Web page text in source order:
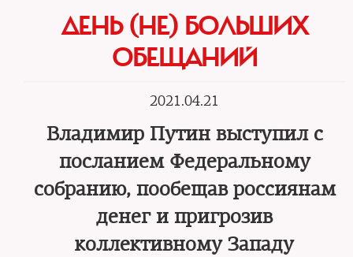
ДЕНЬ (НЕ) БОЛЬШИХ
ОБЕЩАНИЙ
2021.04.21
Владимир Путин выступил с
посланием Федеральному
собранию, пообещав россиянам
денег и пригрозив
коллективному Западу